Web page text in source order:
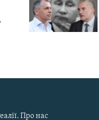
Про нас